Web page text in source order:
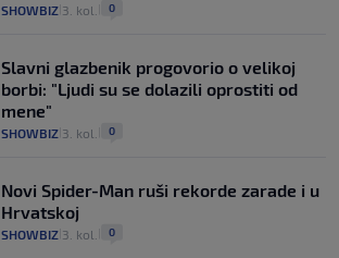
SHOWBIZ 3. kol. 0
Slavni glazbenik progovorio o velikoj
borbi: "Ljudi su se dolazili oprostiti od
mene"
SHOWBIZ 3. kol. 0
Novi Spider-Man ruši rekorde zarade i u
Hrvatskoj
SHOWBIZ 3. kol. 0